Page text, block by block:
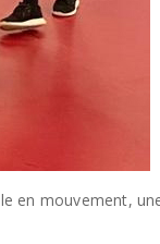
en mouvement,